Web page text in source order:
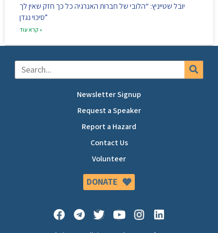
יובל שטייניץ: “הלובי של חברות האנרגיה כל כך חזק שאין לך
סיכוי נגדן”
קרא עוד »
Newsletter Signup
Request a Speaker
Report a Hazard
Contact Us
Volunteer
DONATE